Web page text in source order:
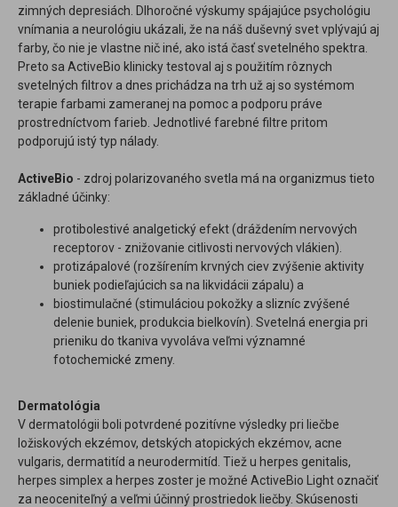
zimných depresiách. Dlhoročné výskumy spájajúce psychológiu
vnímania a neurológiu ukázali, že na náš duševný svet vplývajú aj
farby, čo nie je vlastne nič iné, ako istá časť svetelného spektra.
Preto sa ActiveBio klinicky testoval aj s použitím rôznych
svetelných filtrov a dnes prichádza na trh už aj so systémom
terapie farbami zameranej na pomoc a podporu práve
prostredníctvom farieb. Jednotlivé farebné filtre pritom
podporujú istý typ nálady.
ActiveBio - zdroj polarizovaného svetla má na organizmus tieto
základné účinky:
protibolestivé analgetický efekt (dráždením nervových
receptorov - znižovanie citlivosti nervových vlákien).
protizápalové (rozšírením krvných ciev zvýšenie aktivity
buniek podieľajúcich sa na likvidácii zápalu) a
biostimulačné (stimuláciou pokožky a slizníc zvýšené
delenie buniek, produkcia bielkovín). Svetelná energia pri
prieniku do tkaniva vyvoláva veľmi významné
fotochemické zmeny.
Dermatológia
V dermatológii boli potvrdené pozitívne výsledky pri liečbe
ložiskových ekzémov, detských atopických ekzémov, acne
vulgaris, dermatitíd a neurodermitíd. Tiež u herpes genitalis,
herpes simplex a herpes zoster je možné ActiveBio Light označiť
za neoceniteľný a veľmi účinný prostriedok liečby. Skúsenosti